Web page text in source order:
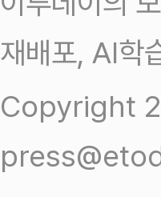
재배포, AI학
Copyright